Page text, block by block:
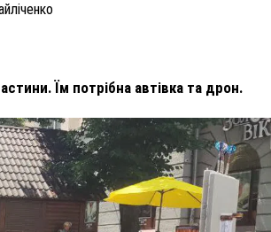
Їм потрібна автівка та дрон.